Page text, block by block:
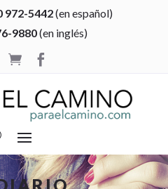
972-5442(en español)
9880(en inglés)
 